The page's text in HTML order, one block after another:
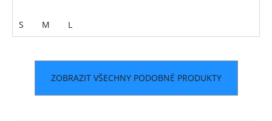
S M L
ZOBRAZIT VŠECHNY PODOBNÉ PRODUKTY